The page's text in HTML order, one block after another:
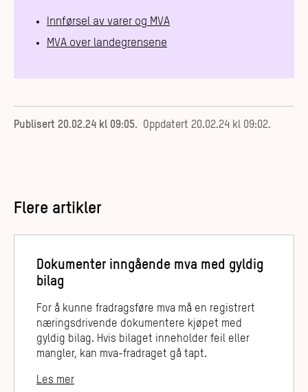
Innførsel av varer og MVA
MVA over landegrensene
Publisert 20.02.24 kl 09:05. Oppdatert 20.02.24 kl 09:02.
Flere artikler
Dokumenter inngående mva med gyldig
bilag
For å kunne fradragsføre mva må en registrert
næringsdrivende dokumentere kjøpet med
gyldig bilag. Hvis bilaget inneholder feil eller
mangler, kan mva-fradraget gå tapt.
Les mer